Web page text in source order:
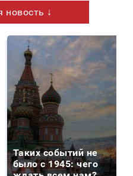
↓
Таких событий не
было с 1945: чего